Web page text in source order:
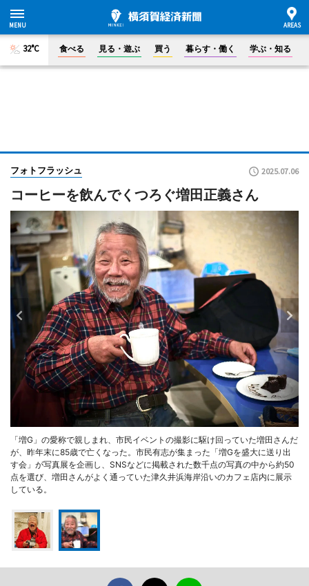
32°C 食べる 見る・遊ぶ 買う 暮らす・働く 学ぶ・知る
フォトフラッシュ 2025.07.06
コーヒーを飲んでくつろぐ増田正義さん
「増G」の愛称で親しまれ、市民イベントの撮影に駆け回っていた増田さんだ
が、昨年末に85歳で亡くなった。市民有志が集まった「増Gを盛大に送り出
す会」が写真展を企画し、SNSなどに掲載された数千点の写真の中から約50
点を選び、増田さんがよく通っていた津久井浜海岸沿いのカフェ店内に展示
している。